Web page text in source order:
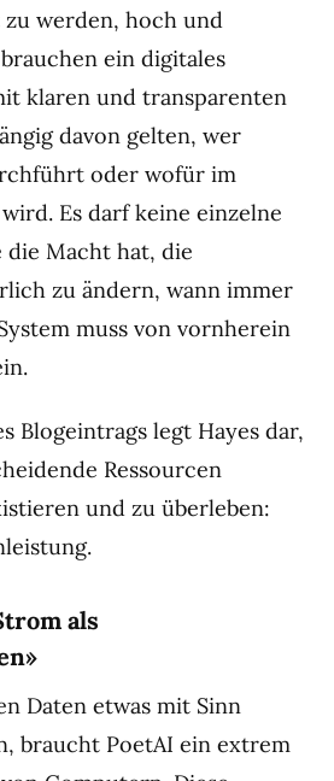
werden, hoch und
ein digitales
klaren und transparenten
davon gelten, wer
oder wofür im
Es darf keine einzelne
die Macht hat, die
zu ändern, wann immer
muss von vornherein
Blogeintrags legt Hayes dar,
Ressourcen
und zu überleben:
als
Daten etwas mit Sinn
braucht PoetAI ein extrem